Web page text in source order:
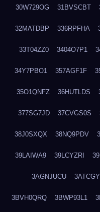
30W729OG 31BVSCBT
32MATDBP 336RPFHA
33T04ZZ0 3404O7P1
34Y7PBO1 357AGF1F
35O1QNFZ 36HUTLDS
377SG7JD 37CVGS0S
38J0SXQX 38NQ9PDV
39LAIWA9 39LCYZRI
3AGNJUCU
3BVH0QRQ 3BWP93L1